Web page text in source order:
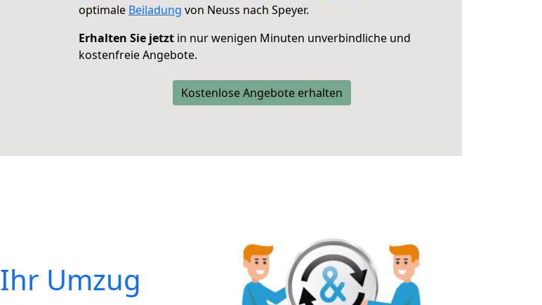
optimale Beiladung von Neuss nach Speyer.
Erhalten Sie jetzt in nur wenigen Minuten unverbindliche und
kostenfreie Angebote.
Kostenlose Angebote erhalten
Ihr Umzug